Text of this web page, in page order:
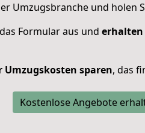
Umzugsbranche und holen
Formular aus und erhalten
Umzugskosten sparen, das
Kostenlose Angebote